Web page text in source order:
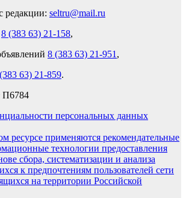
редакции: seltru@mail.ru
8 (383 63) 21-158,
8 (383 63) 21-951 ,
63) 21-859.
П6784
персональных данных
ресурсе применяются рекомендательные
технологии предоставления
сбора, систематизации и анализа
к предпочтениям пользователей сети
на территории Российской